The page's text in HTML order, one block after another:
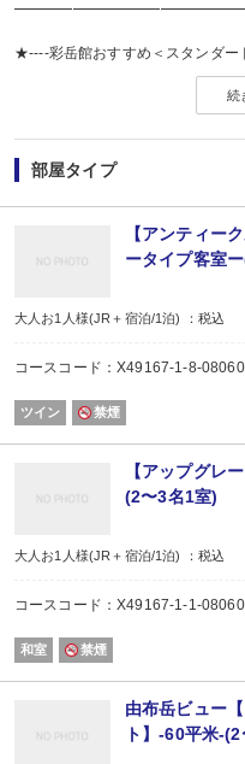
★----彩岳館おすすめ＜スタンダ
■初めての方はもちろん、リピー
自信を持ってお届けする当館のス
【お食事】
月替りの和食創作会席「柚富（ゆ
メインは豊後牛の中でも4等級以
お料理は身体に優しい薄味で、豊
[ 前 菜 ] 焼海老、煮烏賊、小鰯、
[ 椀 物 ] 蛤桜蒸し、菜花
[ 造 り ] 鰤、鯛、平目、烏賊、赤貝
[ 煮 物 ] 新じゃがいも万十、筍、
[ 焼 肴 ] 鰆照焼、軍鶏菜種焼、つ
[ 強 肴 ] おおいた和牛鉄板焼
[ 揚 物 ] えぼ鯛、こごみ、湯葉
[ お食事 ] 留椀、ごはん、香の物
※旬の食材を使用しますので、季
※連泊や、同じ月にご利用の方に
【お食事処】
お食事会場は１Ｆレストラン、ま
※お部屋食ではございません。
続
部屋タイプ
【アンティー
ータイプ客室
大人お1人様(JR＋宿泊/1泊) ：税込
コースコード：X49167-1-8-
ツイン 禁煙
【アップグレ
(2〜3名1室)
大人お1人様(JR＋宿泊/1泊) ：税込
コースコード：X49167-1-1-
和室 禁煙
由布岳ビュー
ト】-60平米-